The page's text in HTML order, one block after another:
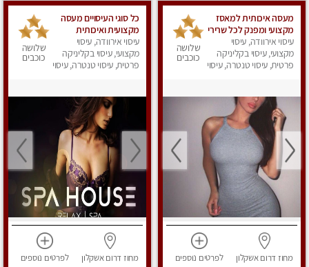
מעסה איכותית למאסז
מקצועי ומפנק לכל שרירי
הגוף
עיסוי אירוודה, עיסוי
מקצועי, עיסוי בקליניקה
פרטית, עיסוי טנטרה, עיסוי
שלושה
כוכבים
מחוז דרוםאשקלון לפרטים נוספים
כל סוגי העיסויים מעסה
מקצועית ואיכותית
פרטי!!!
עיסוי אירוודה, עיסוי
מקצועי, עיסוי בקליניקה
פרטית, עיסוי טנטרה, עיסוי
שלושה
כוכבים
מחוז דרוםאשקלון לפרטים נוספים